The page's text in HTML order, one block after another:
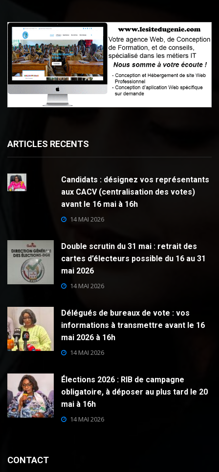
ARTICLES RECENTS
Candidats : désignez vos représentants
aux CACV (centralisation des votes)
avant le 16 mai à 16h
14 MAI 2026
Double scrutin du 31 mai : retrait des
cartes d’électeurs possible du 16 au 31
mai 2026
14 MAI 2026
Délégués de bureaux de vote : vos
informations à transmettre avant le 16
mai 2026 à 16h
14 MAI 2026
Élections 2026 : RIB de campagne
obligatoire, à déposer au plus tard le 20
mai à 16h
14 MAI 2026
CONTACT